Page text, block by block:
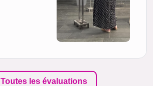
Toutes les évaluations